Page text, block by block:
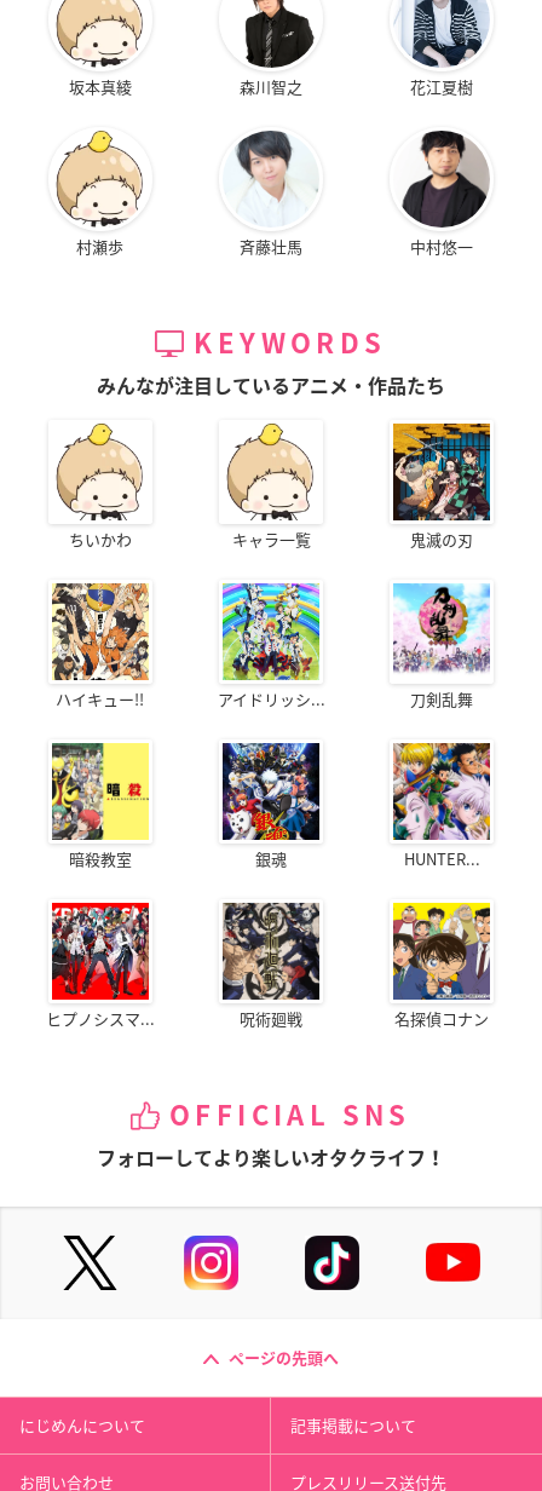
坂本真綾 森川智之 花江夏樹
村瀬歩 斉藤壮馬 中村悠一
KEYWORDS
みんなが注目しているアニメ・作品たち
ちいかわ キャラ一覧 鬼滅の刃
ハイキュー!! アイドリッシ... 刀剣乱舞
暗殺教室 銀魂 HUNTER...
ヒプノシスマ... 呪術廻戦 名探偵コナン
OFFICIAL SNS
フォローしてより楽しいオタクライフ！
ページの先頭へ
にじめんについて 記事掲載について
お問い合わせ プレスリリース送付先